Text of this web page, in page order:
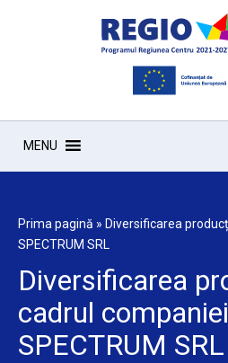
MENU
Prima pagină » Diversificarea
SPECTRUM SRL
Diversificarea
cadrul
SPECTRUM SRL